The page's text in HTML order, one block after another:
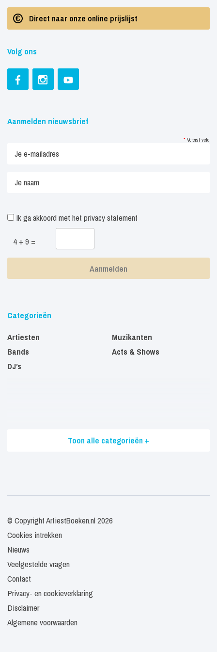
Direct naar onze online prijslijst
Volg ons
Aanmelden nieuwsbrief
* Vereist veld
Ik ga akkoord met het privacy statement
4 + 9 =
Categorieën
Artiesten
Bands
DJ’s
Muzikanten
Acts & Shows
Toon alle categorieën +
© Copyright ArtiestBoeken.nl 2026
Cookies intrekken
Nieuws
Veelgestelde vragen
Contact
Privacy- en cookieverklaring
Disclaimer
Algemene voorwaarden